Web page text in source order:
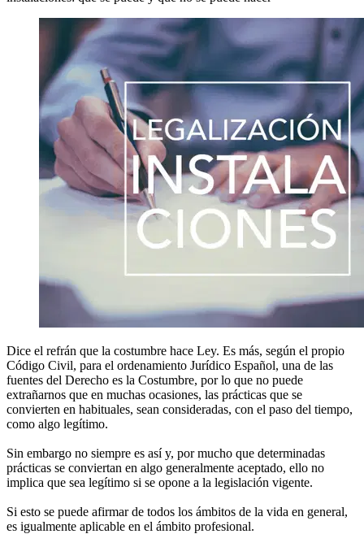
Dice el refrán que la costumbre hace Ley. Es más, según el propio
Código Civil, para el ordenamiento Jurídico Español, una de las
fuentes del Derecho es la Costumbre, por lo que no puede
extrañarnos que en muchas ocasiones, las prácticas que se
convierten en habituales, sean consideradas, con el paso del tiempo,
como algo legítimo.
Sin embargo no siempre es así y, por mucho que determinadas
prácticas se conviertan en algo generalmente aceptado, ello no
implica que sea legítimo si se opone a la legislación vigente.
Si esto se puede afirmar de todos los ámbitos de la vida en general,
es igualmente aplicable en el ámbito profesional.